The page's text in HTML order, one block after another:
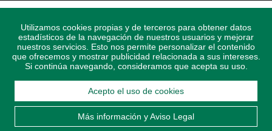
Escuchando al corazón
Economía Personal
sistema Huawei.
© 2021 Diario Libre, todos los derechos reservados.
Aviso Legal. Ponte enContactocon nosotros y
conoce más sobre Diario Libre
Utilizamos cookies propias y de terceros para obtener datos
estadísticos de la navegación de nuestros usuarios y mejorar
nuestros servicios. Esto nos permite personalizar el contenido
que ofrecemos y mostrar publicidad relacionada a sus intereses.
Si continúa navegando, consideramos que acepta su uso.
Acepto el uso de cookies
Más información y Aviso Legal